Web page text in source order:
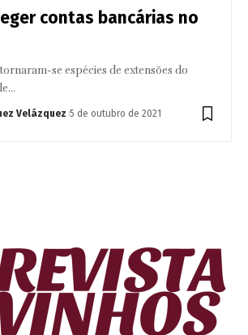
contas bancárias no
se espécies de extensões do
Velázquez 5 de outubro de 2021